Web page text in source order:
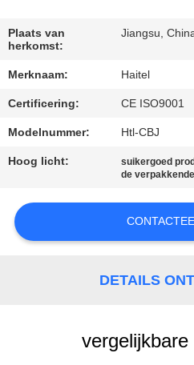
EEN
CITAAT
PRIVACY
Plaats van
herkomst:
Jiangsu,
Merknaam: Haitel
Certificering: CE ISO9001
Modelnummer: Htl-CBJ
Hoog licht: suikergoed
de
DETAILS